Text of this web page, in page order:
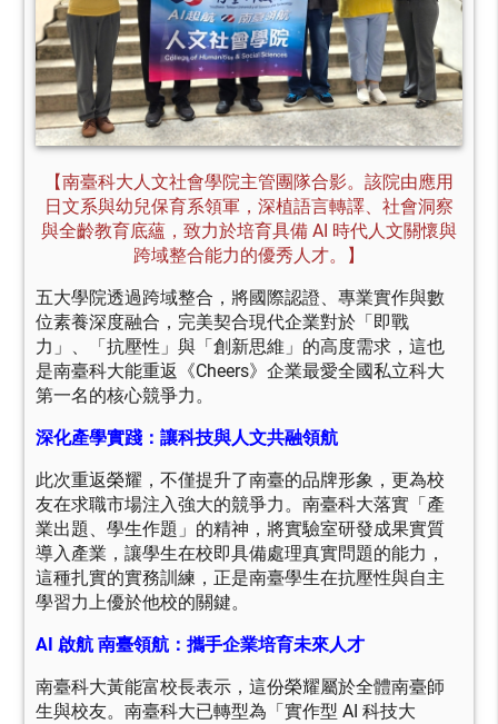
【南臺科大人文社會學院主管團隊合影。該院由應用
日文系與幼兒保育系領軍，深植語言轉譯、社會洞察
與全齡教育底蘊，致力於培育具備 AI 時代人文關懷與
跨域整合能力的優秀人才。】
五大學院透過跨域整合，將國際認證、專業實作與數
位素養深度融合，完美契合現代企業對於「即戰
力」、「抗壓性」與「創新思維」的高度需求，這也
是南臺科大能重返《Cheers》企業最愛全國私立科大
第一名的核心競爭力。
深化產學實踐：讓科技與人文共融領航
此次重返榮耀，不僅提升了南臺的品牌形象，更為校
友在求職市場注入強大的競爭力。南臺科大落實「產
業出題、學生作題」的精神，將實驗室研發成果實質
導入產業，讓學生在校即具備處理真實問題的能力，
這種扎實的實務訓練，正是南臺學生在抗壓性與自主
學習力上優於他校的關鍵。
AI 啟航 南臺領航：攜手企業培育未來人才
南臺科大黃能富校長表示，這份榮耀屬於全體南臺師
生與校友。南臺科大已轉型為「實作型 AI 科技大